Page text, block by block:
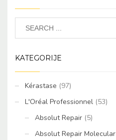
KATEGORIJE
Kérastase (97)
L'Oréal Professionnel (53)
Absolut Repair (5)
Absolut Repair Molecular